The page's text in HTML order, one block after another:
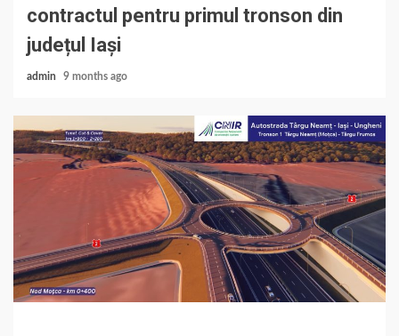
contractul pentru primul tronson din
județul Iași
admin 9 months ago